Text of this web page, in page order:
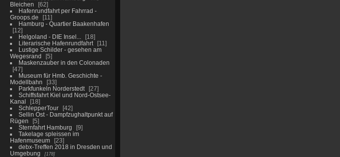
Bleichen
62
Hafenrundfahrt per Fahrrad -
Groops.de
11
Hamburg - Quartier Baakenhafen
12
Helgoland - DIE Insel...
18
Literarische Hafenrundfahrt
11
Lustige Schilder - gesehen am
Wegesrand
5
Maskenzauber in den Colonaden
47
Museum für Hmb. Geschichte -
Modellbahn
33
Parkfunkeln Norderstedt
27
Schiffsfahrt Kiel und Nord-Ostsee-
Kanal
18
SchlepperTour
42
Sellin Ost - Dampfzughaltpunkt auf
Rügen
5
Sternfahrt Hamburg
9
Takelage spleissen im
Hafenmuseum
23
debx-Treffen 2018 in Dresden und
Umgebung
178